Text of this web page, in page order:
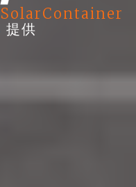
SolarContainer
提供